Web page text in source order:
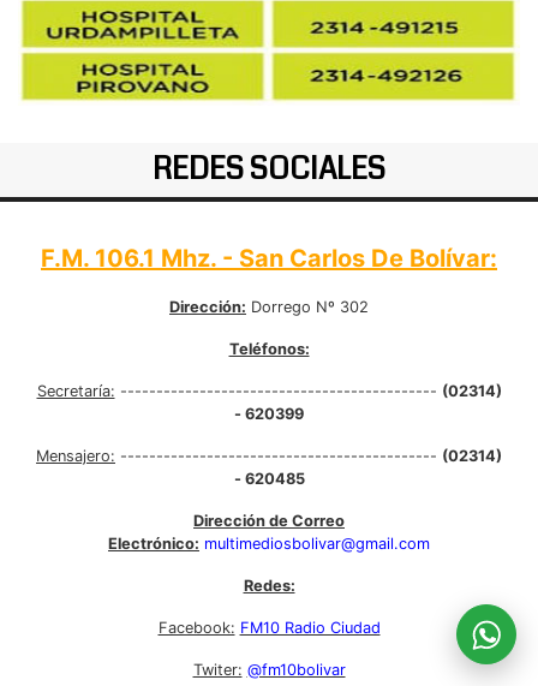
REDES SOCIALES
F.M. 106.1 Mhz. - San Carlos De Bolívar:
Dirección: Dorrego Nº 302
Teléfonos:
Secretaría: -------------------------------------------- (02314)
- 620399
Mensajero: -------------------------------------------- (02314)
- 620485
Dirección de Correo
Electrónico: multimediosbolivar@gmail.com
Redes:
Facebook: FM10 Radio Ciudad
Twiter: @fm10bolivar